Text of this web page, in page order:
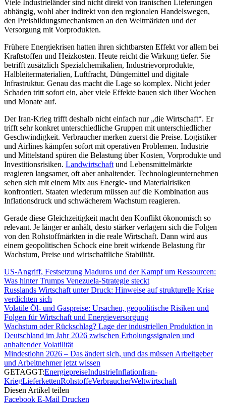
Viele Industrieländer sind nicht direkt von iranischen Lieferungen
abhängig, wohl aber indirekt von den regionalen Handelswegen,
den Preisbildungsmechanismen an den Weltmärkten und der
Versorgung mit Vorprodukten.
Frühere Energiekrisen hatten ihren sichtbarsten Effekt vor allem bei
Kraftstoffen und Heizkosten. Heute reicht die Wirkung tiefer. Sie
betrifft zusätzlich Spezialchemikalien, Industrievorprodukte,
Halbleitermaterialien, Luftfracht, Düngemittel und digitale
Infrastruktur. Genau das macht die Lage so komplex. Nicht jeder
Schaden tritt sofort ein, aber viele Effekte bauen sich über Wochen
und Monate auf.
Der Iran-Krieg trifft deshalb nicht einfach nur „die Wirtschaft“. Er
trifft sehr konkret unterschiedliche Gruppen mit unterschiedlicher
Geschwindigkeit. Verbraucher merken zuerst die Preise. Logistiker
und Airlines kämpfen sofort mit operativen Problemen. Industrie
und Mittelstand spüren die Belastung über Kosten, Vorprodukte und
Investitionsrisiken. Landwirtschaft und Lebensmittelmärkte
reagieren langsamer, oft aber anhaltender. Technologieunternehmen
sehen sich mit einem Mix aus Energie- und Materialrisiken
konfrontiert. Staaten wiederum müssen auf die Kombination aus
Inflationsdruck und schwächerem Wachstum reagieren.
Gerade diese Gleichzeitigkeit macht den Konflikt ökonomisch so
relevant. Je länger er anhält, desto stärker verlagern sich die Folgen
von den Rohstoffmärkten in die reale Wirtschaft. Dann wird aus
einem geopolitischen Schock eine breit wirkende Belastung für
Wachstum, Preise und wirtschaftliche Stabilität.
US-Angriff, Festsetzung Maduros und der Kampf um Ressourcen:
Was hinter Trumps Venezuela-Strategie steckt
Russlands Wirtschaft unter Druck: Hinweise auf strukturelle Krise
verdichten sich
Volatile Öl- und Gaspreise: Ursachen, geopolitische Risiken und
Folgen für Wirtschaft und Energieversorgung
Wachstum oder Rückschlag? Lage der industriellen Produktion in
Deutschland im Jahr 2026 zwischen Erholungssignalen und
anhaltender Volatilität
Mindestlohn 2026 – Das ändert sich, und das müssen Arbeitgeber
und Arbeitnehmer jetzt wissen
GETAGGT:EnergiepreiseIndustrieInflationIran-
KriegLieferkettenRohstoffeVerbraucherWeltwirtschaft
Diesen Artikel teilen
Facebook E-Mail Drucken